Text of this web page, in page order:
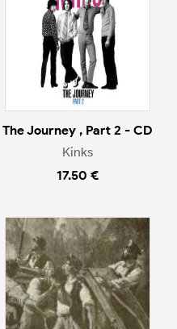
The Journey , Part 2 - CD
Kinks
17.50 €